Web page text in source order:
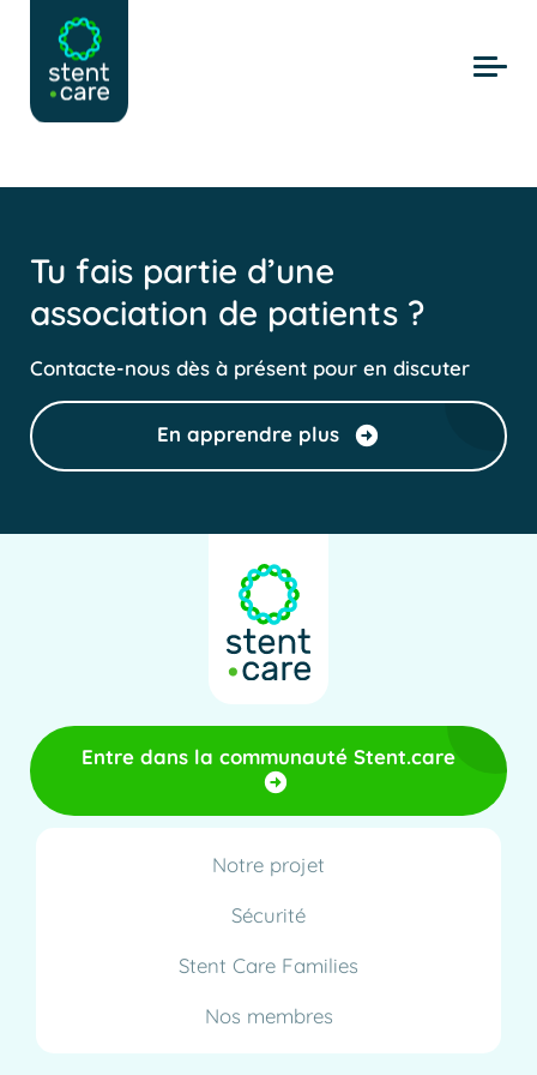
Skip to main content
Tu fais partie d’une
association de patients ?
Contacte-nous dès à présent pour en discuter
En apprendre plus
Entre dans la communauté Stent.care
Notre projet
Sécurité
Stent Care Families
Nos membres